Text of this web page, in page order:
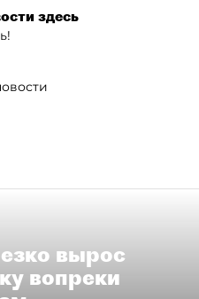
здесь
вырос
вопреки